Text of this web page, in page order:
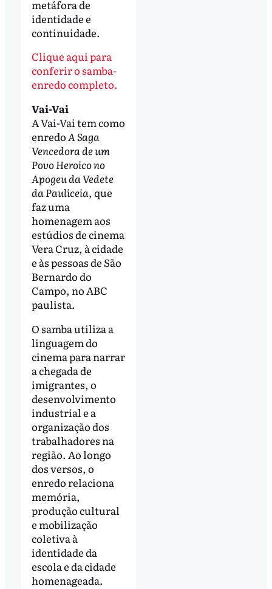
metáfora de
identidade e
continuidade.
Clique aqui para
conferir o samba-
enredo completo.
Vai-Vai
A Vai-Vai tem como
enredoA Saga
Vencedora de um
Povo Heroico no
Apogeu da Vedete
da Pauliceia, que
faz uma
homenagem aos
estúdios de cinema
Vera Cruz, à cidade
e às pessoas de São
Bernardo do
Campo, no ABC
paulista.
O samba utiliza a
linguagem do
cinema para narrar
a chegada de
imigrantes, o
desenvolvimento
industrial e a
organização dos
trabalhadores na
região. Ao longo
dos versos, o
enredo relaciona
memória,
produção cultural
e mobilização
coletiva à
identidade da
escola e da cidade
homenageada.